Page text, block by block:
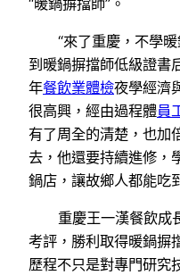
“來了重慶，不學
到暖鍋摒擋師低級證書
年餐飲業體檢夜學經濟
很高興，經由過程體員
有了周全的清楚，也加
去，他還要持續進修，
鍋店，讓故鄉人都能吃
重慶王一漢餐飲成
考評，勝利取得暖鍋摒
歷程不只是對專門研究